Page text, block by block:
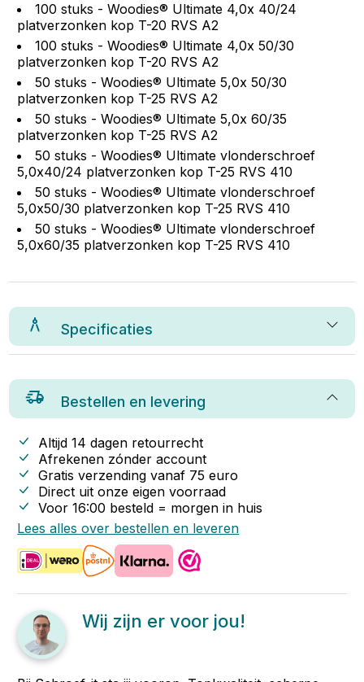
100 stuks - Woodies® Ultimate 4,0x 40/24
platverzonken kop T-20 RVS A2
100 stuks - Woodies® Ultimate 4,0x 50/30
platverzonken kop T-20 RVS A2
50 stuks - Woodies® Ultimate 5,0x 50/30
platverzonken kop T-25 RVS A2
50 stuks - Woodies® Ultimate 5,0x 60/35
platverzonken kop T-25 RVS A2
50 stuks - Woodies® Ultimate vlonderschroef
5,0x40/24 platverzonken kop T-25 RVS 410
50 stuks - Woodies® Ultimate vlonderschroef
5,0x50/30 platverzonken kop T-25 RVS 410
50 stuks - Woodies® Ultimate vlonderschroef
5,0x60/35 platverzonken kop T-25 RVS 410
Specificaties
Bestellen en levering
Altijd 14 dagen retourrecht
Afrekenen zónder account
Gratis verzending vanaf 75 euro
Direct uit onze eigen voorraad
Voor 16:00 besteld = morgen in huis
Lees alles over bestellen en leveren
Wij zijn er voor jou!